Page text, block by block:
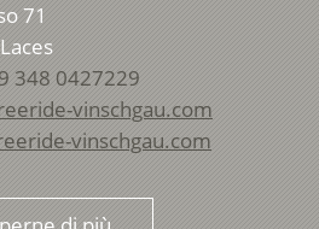
71
Laces
348 0427229
vinschgau.com
vinschgau.com